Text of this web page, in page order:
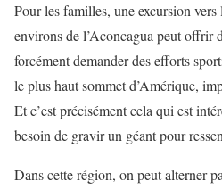
Pour les familles, une excursion
environs de l’Aconcagua peut offrir
forcément demander des efforts
le plus haut sommet d’Amérique,
Et c’est précisément cela qui est
besoin de gravir un géant pour
Dans cette région, on peut alterner